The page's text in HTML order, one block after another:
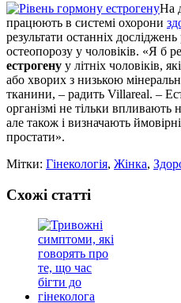
На
працюють в системі охорони
результати останніх
остеопорозу у чоловіків. «Я б
естрогену у літніх чоловіків,
або хворих з низькою
тканини, – радить Villareal. –
організмі не тільки впливають
але також і визначають
простати».
Мітки: Гінекологія, Жінка,
Схожі статті